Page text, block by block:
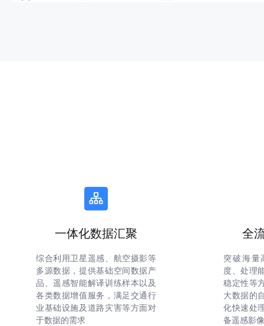
一体化数据汇聚
综合利用卫星遥感、航空摄影等
多源数据，提供基础空间数据产
品、遥感智能解译训练样本以及
各类数据增值服务，满足交通行
业基础设施及道路灾害等方面对
于数据的需求
全
突破海量
度、处理
稳定性等
大数据的
化快速处
备遥感影